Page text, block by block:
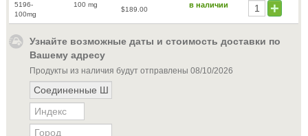
5196-
100mg
100 mg
$189.00
в наличии
Узнайте возможные даты и стоимость доставки по
Вашему адресу
Продукты из наличия будут отправлены 08/10/2026